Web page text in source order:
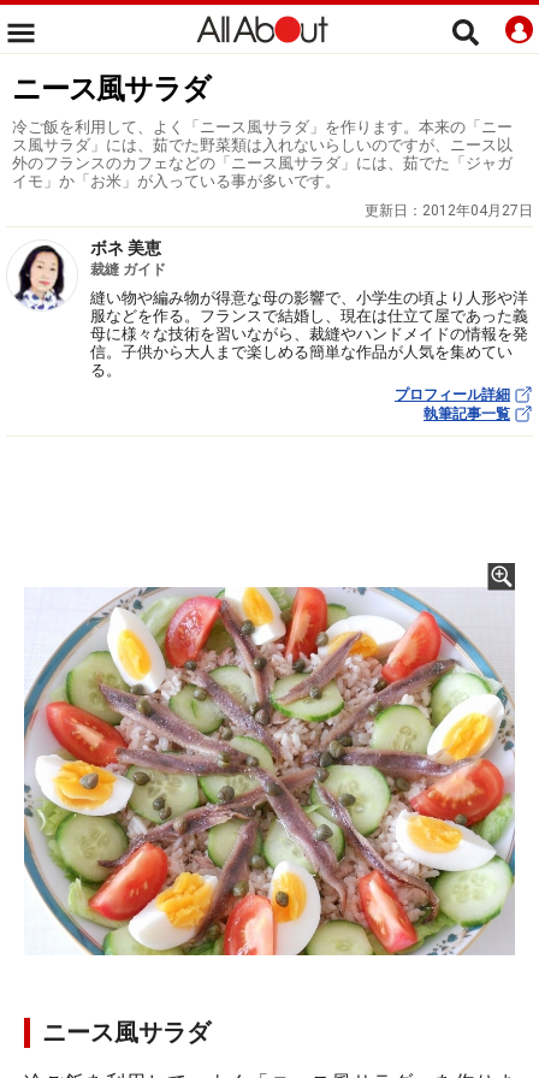
ニース風サラダ
冷ご飯を利用して、よく「ニース風サラダ」を作ります。本来の「ニー
ス風サラダ」には、茹でた野菜類は入れないらしいのですが、ニース以
外のフランスのカフェなどの「ニース風サラダ」には、茹でた「ジャガ
イモ」か「お米」が入っている事が多いです。
更新日： 2012年04月27日
ボネ 美恵
裁縫 ガイド
縫い物や編み物が得意な母の影響で、小学生の頃より人形や洋
服などを作る。フランスで結婚し、現在は仕立て屋であった義
母に様々な技術を習いながら、裁縫やハンドメイドの情報を発
信。子供から大人まで楽しめる簡単な作品が人気を集めてい
る。
プロフィール詳細
執筆記事一覧
ニース風サラダ